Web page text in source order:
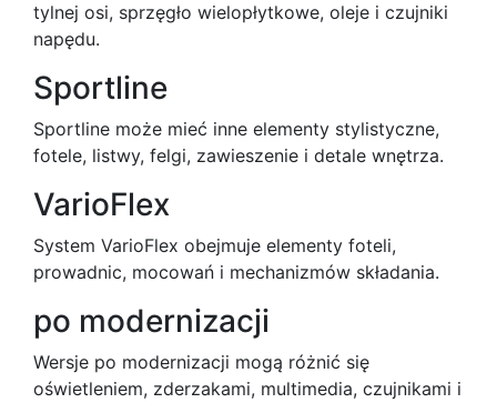
tylnej osi, sprzęgło wielopłytkowe, oleje i czujniki
napędu.
Sportline
Sportline może mieć inne elementy stylistyczne,
fotele, listwy, felgi, zawieszenie i detale wnętrza.
VarioFlex
System VarioFlex obejmuje elementy foteli,
prowadnic, mocowań i mechanizmów składania.
po modernizacji
Wersje po modernizacji mogą różnić się
oświetleniem, zderzakami, multimedia, czujnikami i